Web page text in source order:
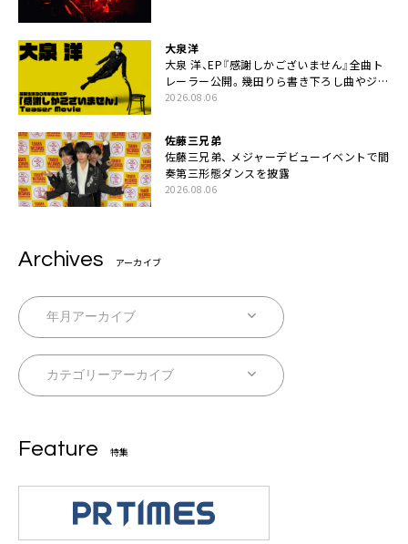
大泉洋
大泉 洋、EP『感謝しかございません』全曲ト
レーラー公開。幾田りら書き下ろし曲やジャ
ズピアニスト・小曽根真による提供曲のレコ
2026.08.06
佐藤三兄弟
佐藤三兄弟、 メジャーデビューイベントで間
奏第三形態ダンスを披露
2026.08.06
Archives アーカイブ
Feature 特集